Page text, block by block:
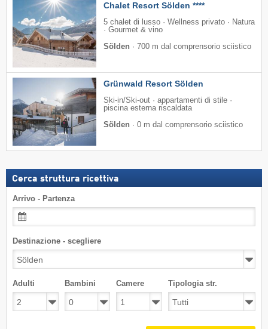
Chalet Resort Sölden ****
5 chalet di lusso · Wellness privato · Natura
· Gourmet & vino
Sölden · 700 m dal comprensorio sciistico
Grünwald Resort Sölden
Ski-in/Ski-out · appartamenti di stile ·
piscina esterna riscaldata
Sölden · 0 m dal comprensorio sciistico
Cerca struttura ricettiva
Arrivo - Partenza
Destinazione - scegliere
Adulti Bambini Camere Tipologia str.